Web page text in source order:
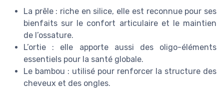
La prêle : riche en silice, elle est reconnue pour ses
bienfaits sur le confort articulaire et le maintien
de l’ossature.
L’ortie : elle apporte aussi des oligo-éléments
essentiels pour la santé globale.
Le bambou : utilisé pour renforcer la structure des
cheveux et des ongles.